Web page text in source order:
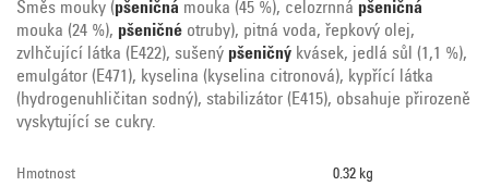
Směs mouky (pšeničná mouka (45 %), celozrnná pšeničná
mouka (24 %), pšeničné otruby), pitná voda, řepkový olej,
zvlhčující látka (E422), sušený pšeničný kvásek, jedlá sůl (1,1 %),
emulgátor (E471), kyselina (kyselina citronová), kypřící látka
(hydrogenuhličitan sodný), stabilizátor (E415), obsahuje přirozeně
vyskytující se cukry.
Hmotnost 0.32 kg